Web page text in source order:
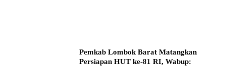
Pemkab Lombok Barat Matangkan
Persiapan HUT ke-81 RI, Wabup: